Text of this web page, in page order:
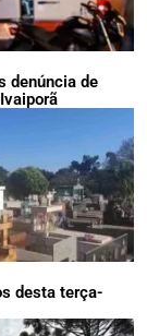
denúncia de
desta terça-